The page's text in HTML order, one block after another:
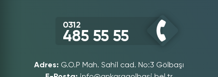
0312
485 55 55
Adres: G.O.P Mah. Sahil cad. No:3 Gölbaşı